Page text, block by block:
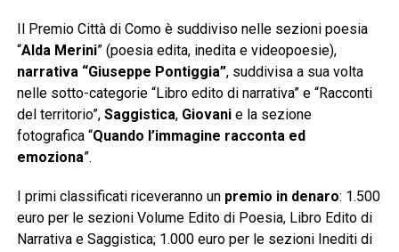
Il Premio Città di Como è suddiviso nelle sezioni poesia
“Alda Merini” (poesia edita, inedita e videopoesie),
narrativa “Giuseppe Pontiggia”, suddivisa a sua volta
nelle sotto-categorie “Libro edito di narrativa” e “Racconti
del territorio”, Saggistica, Giovanie la sezione
fotografica “Quando l’immagine racconta ed
emoziona”.
I primi classificati riceveranno un premio in denaro: 1.500
euro per le sezioni Volume Edito di Poesia, Libro Edito di
Narrativa e Saggistica; 1.000 euro per le sezioni Inediti di